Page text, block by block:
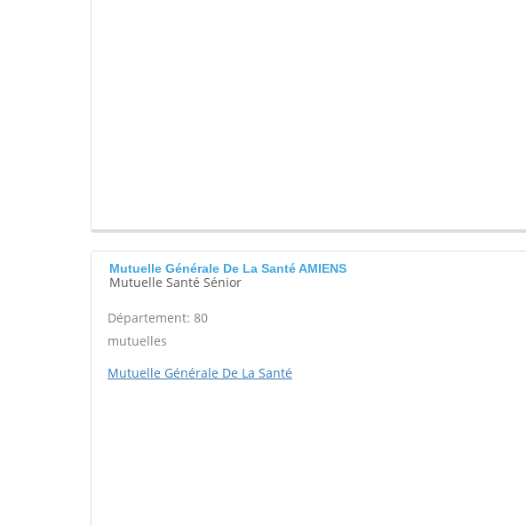
Mutuelle Générale De La Santé AMIENS
Mutuelle Santé Sénior
Département: 80
mutuelles
Mutuelle Générale De La Santé